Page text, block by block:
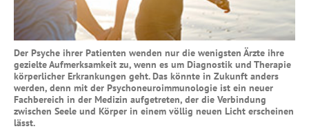
Methoden für ein positives
Leben
Bewusst leben
ENTSPANNEN
Entspannen
Der Psyche ihrer Patienten wenden nur die wenigsten Ärzte ihre
gezielte Aufmerksamkeit zu, wenn es um Diagnostik und Therapie
körperlicher Erkrankungen geht. Das könnte in Zukunft anders
werden, denn mit der Psychoneuroimmunologie ist ein neuer
Fachbereich in der Medizin aufgetreten, der die Verbindung
zwischen Seele und Körper in einem völlig neuen Licht erscheinen
lässt.